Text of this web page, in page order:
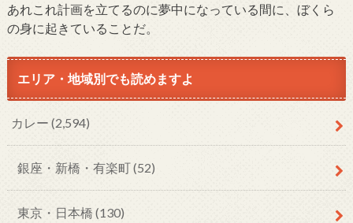
あれこれ計画を立てるのに夢中になっている間に、ぼくら
の身に起きていることだ。
エリア・地域別でも読めますよ
カレー (2,594)
銀座・新橋・有楽町(52)
東京・日本橋 (130)